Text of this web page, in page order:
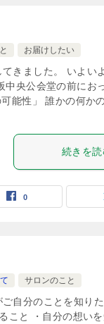
お届けしたい
きました。 いよい
中央公会堂の前にお
能性」 誰かの何か
続きを
0
サロンのこと
自分のことを知り
こと ・自分の想いを